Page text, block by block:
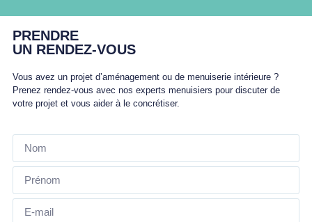
PRENDRE
UN RENDEZ-VOUS
Vous avez un projet d’aménagement ou de menuiserie intérieure ?
Prenez rendez-vous avec nos experts menuisiers pour discuter de
votre projet et vous aider à le concrétiser.